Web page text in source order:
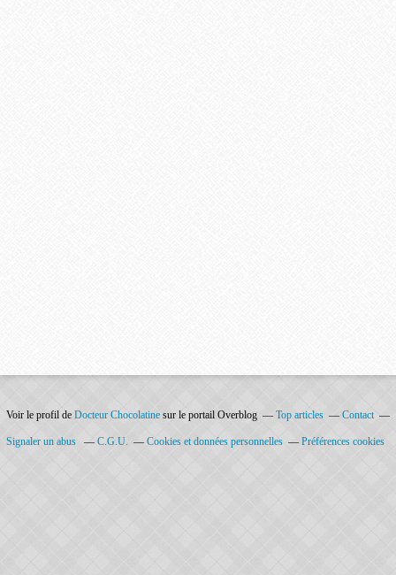
Voir le profil de Docteur Chocolatine sur le portail Overblog Top articles Contact
Signaler un abus C.G.U. Cookies et données personnelles Préférences cookies